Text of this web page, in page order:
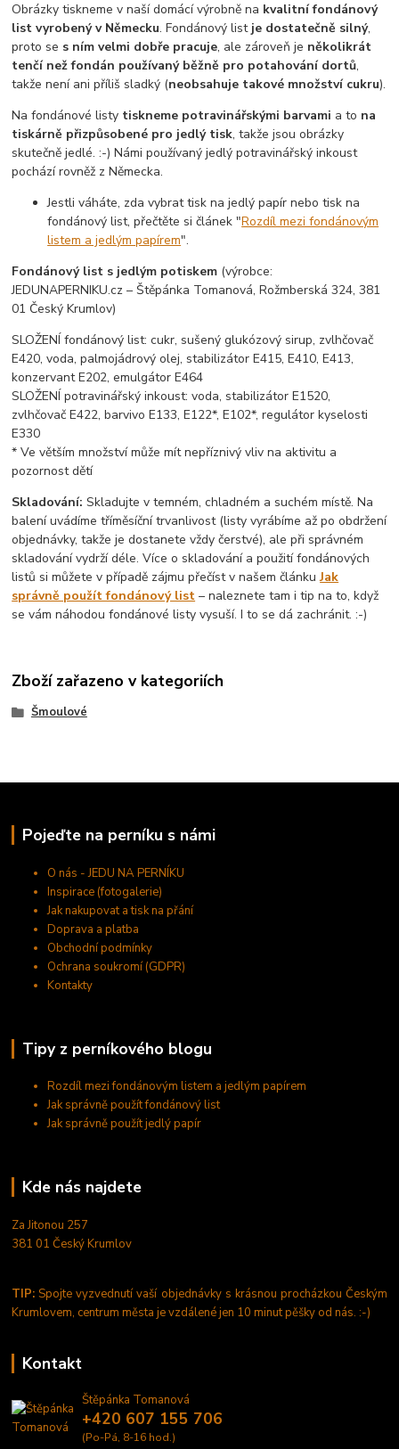
Obrázky tiskneme v naší domácí výrobně na kvalitní fondánový
list vyrobený v Německu. Fondánový list je dostatečně silný,
proto se s ním velmi dobře pracuje, ale zároveň je několikrát
tenčí než fondán používaný běžně pro potahování dortů,
takže není ani příliš sladký (neobsahuje takové množství cukru).
Na fondánové listy tiskneme potravinářskými barvami a to na
tiskárně přizpůsobené pro jedlý tisk, takže jsou obrázky
skutečně jedlé. :-) Námi používaný jedlý potravinářský inkoust
pochází rovněž z Německa.
Jestli váháte, zda vybrat tisk na jedlý papír nebo tisk na
fondánový list, přečtěte si článek "Rozdíl mezi fondánovým
listem a jedlým papírem".
Fondánový list s jedlým potiskem (výrobce:
JEDUNAPERNIKU.cz – Štěpánka Tomanová, Rožmberská 324, 381
01 Český Krumlov)
SLOŽENÍ fondánový list: cukr, sušený glukózový sirup, zvlhčovač
E420, voda, palmojádrový olej, stabilizátor E415, E410, E413,
konzervant E202, emulgátor E464
SLOŽENÍ potravinářský inkoust: voda, stabilizátor E1520,
zvlhčovač E422, barvivo E133, E122*, E102*, regulátor kyselosti
E330
* Ve větším množství může mít nepříznivý vliv na aktivitu a
pozornost dětí
Skladování: Skladujte v temném, chladném a suchém místě. Na
balení uvádíme tříměsíční trvanlivost (listy vyrábíme až po obdržení
objednávky, takže je dostanete vždy čerstvé), ale při správném
skladování vydrží déle. Více o skladování a použití fondánových
listů si můžete v případě zájmu přečíst v našem článkuJak
správně použít fondánový list – naleznete tam i tip na to, když
se vám náhodou fondánové listy vysuší. I to se dá zachránit. :-)
Zboží zařazeno v kategoriích
Šmoulové
Pojeďte na perníku s námi
O nás - JEDU NA PERNÍKU
Inspirace (fotogalerie)
Jak nakupovat a tisk na přání
Doprava a platba
Obchodní podmínky
Ochrana soukromí (GDPR)
Kontakty
Tipy z perníkového blogu
Rozdíl mezi fondánovým listem a jedlým papírem
Jak správně použít fondánový list
Jak správně použít jedlý papír
Kde nás najdete
Za Jitonou 257
381 01 Český Krumlov
TIP: Spojte vyzvednutí vaší objednávky s krásnou procházkou Českým
Krumlovem, centrum města je vzdálené jen 10 minut pěšky od nás. :-)
Kontakt
Štěpánka Tomanová
+420 607 155 706
(Po-Pá, 8-16 hod.)